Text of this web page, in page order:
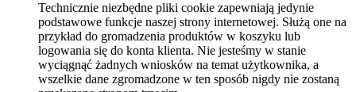
Technicznie niezbędne pliki cookie zapewniają jedynie
podstawowe funkcje naszej strony internetowej. Służą one na
przykład do gromadzenia produktów w koszyku lub
logowania się do konta klienta. Nie jesteśmy w stanie
wyciągnąć żadnych wniosków na temat użytkownika, a
wszelkie dane zgromadzone w ten sposób nigdy nie zostaną